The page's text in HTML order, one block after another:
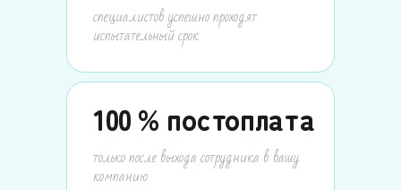
специалистов успешно проходят
испытательный срок
100% постоплата
только после выхода сотрудника в вашу
компанию